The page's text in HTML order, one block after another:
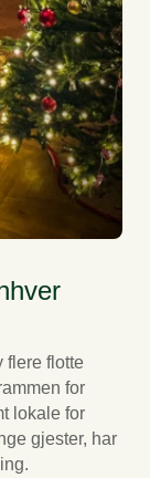
flere flotte
for
lokale for
gjester, har